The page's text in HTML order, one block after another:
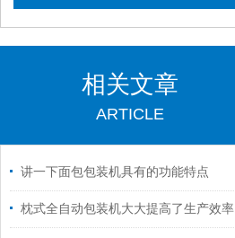
相关文章
ARTICLE
讲一下面包包装机具有的功能特点
枕式全自动包装机大大提高了生产效率